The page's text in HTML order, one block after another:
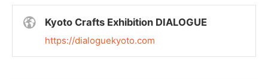
Kyoto Crafts Exhibition DIALOGUE
https://dialoguekyoto.com